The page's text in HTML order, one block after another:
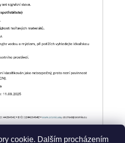
cookie. Dalším procházením